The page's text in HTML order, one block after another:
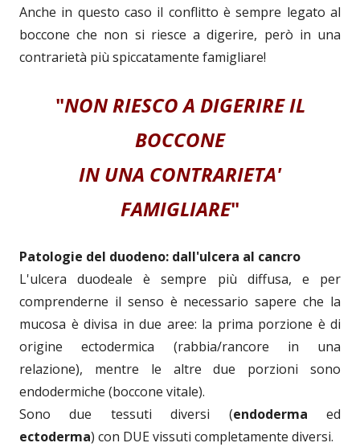
Anche in questo caso il conflitto è sempre legato al
boccone che non si riesce a digerire, però in una
contrarietà più spiccatamente famigliare!
"NON RIESCO A DIGERIRE IL
BOCCONE
IN UNA CONTRARIETA'
FAMIGLIARE"
Patologie del duodeno: dall'ulcera al cancro
L'ulcera duodeale è sempre più diffusa, e per
comprenderne il senso è necessario sapere che la
mucosa è divisa in due aree: la prima porzione è di
origine ectodermica (rabbia/rancore in una
relazione), mentre le altre due porzioni sono
endodermiche (boccone vitale).
Sono due tessuti diversi (endoderma ed
ectoderma) con DUE vissuti completamente diversi.